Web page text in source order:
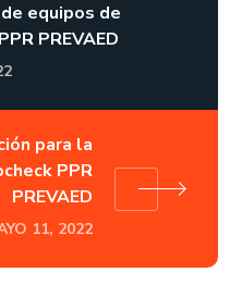
equipos de
PREVAED
para la
PPR
PREVAED
11, 2022